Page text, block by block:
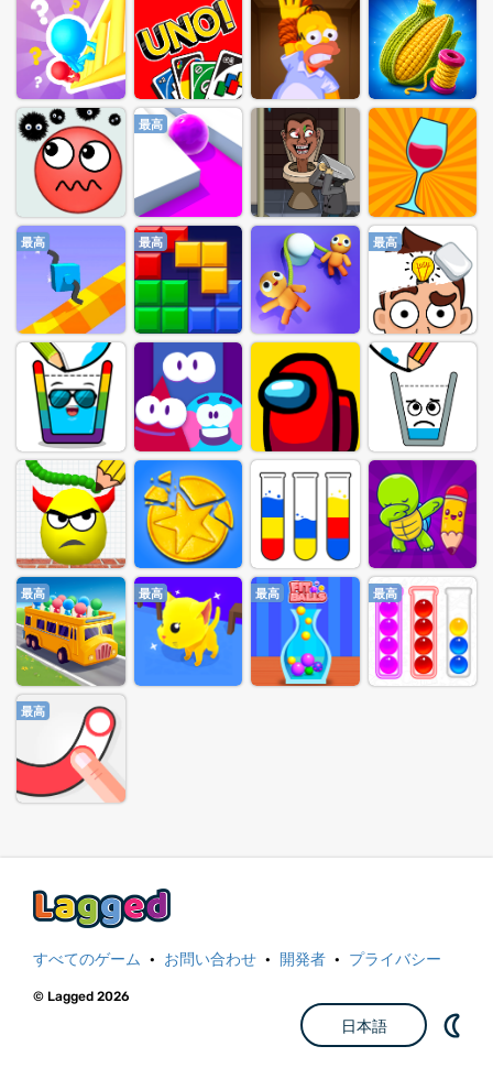
最高
最高 最高 最高
最高 最高 最高 最高
最高
すべてのゲーム · お問い合わせ · 開発者 · プライバシー
© Lagged 2026
日本語